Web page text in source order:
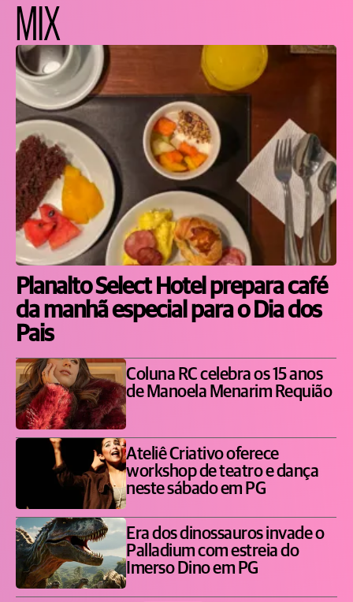
MIX
Planalto Select Hotel prepara café
da manhã especial para o Dia dos
Pais
Coluna RC celebra os 15 anos
de Manoela Menarim Requião
Ateliê Criativo oferece
workshop de teatro e dança
neste sábado em PG
Era dos dinossauros invade o
Palladium com estreia do
Imerso Dino em PG